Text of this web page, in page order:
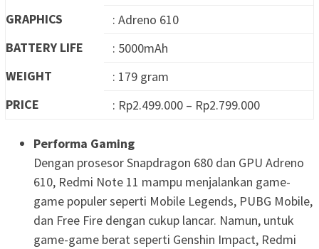
GRAPHICS
: Adreno 610
BATTERY LIFE
: 5000mAh
WEIGHT
: 179 gram
PRICE
: Rp2.499.000 – Rp2.799.000
Performa Gaming
Dengan prosesor Snapdragon 680 dan GPU Adreno
610, Redmi Note 11 mampu menjalankan game-
game populer seperti Mobile Legends, PUBG Mobile,
dan Free Fire dengan cukup lancar. Namun, untuk
game-game berat seperti Genshin Impact, Redmi